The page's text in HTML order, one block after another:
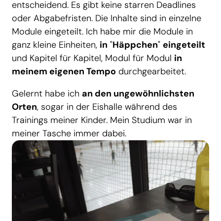
entscheidend. Es gibt keine starren Deadlines
oder Abgabefristen. Die Inhalte sind in einzelne
Module eingeteilt. Ich habe mir die Module in
ganz kleine Einheiten, in "Häppchen" eingeteilt
und Kapitel für Kapitel, Modul für Modul in
meinem eigenen Tempo durchgearbeitet.
Gelernt habe ich an den ungewöhnlichsten
Orten, sogar in der Eishalle während des
Trainings meiner Kinder. Mein Studium war in
meiner Tasche immer dabei.